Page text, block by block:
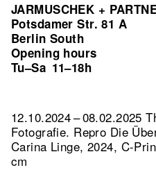
JARMUSCHEK +
Potsdamer Str. 81 A
Berlin South
Opening hours
Tu–Sa 11–18h
12.10.2024 – 08.02.2025
Fotografie. Repro Die
Carina Linge, 2024, C-
cm